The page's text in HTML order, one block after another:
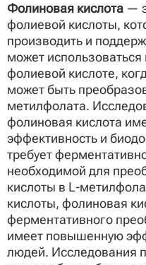
Фолиновая кислота—
фолиевой кислоты,
производить и
может использоваться
фолиевой кислоте,
может быть
метилфолата.
фолиновая кислота
эффективность и
требует
необходимой для
кислоты в L-
кислоты, фолиновая
ферментативного
имеет повышенную
людей. Исследования